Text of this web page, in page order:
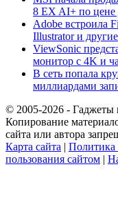
8 EX AI+ по цене
Adobe встроила
Illustrator и
ViewSonic
монитор с 4K и
В сеть попала
миллиардами
© 2005-2026 - Гаджеты
Копирование
сайта или автора
Карта сайта | Политика
пользования сайтом |